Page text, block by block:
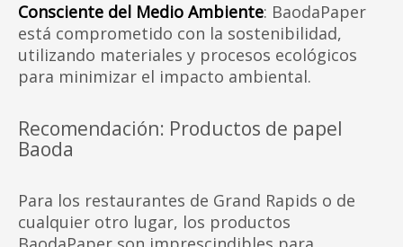
Consciente del Medio Ambiente: BaodaPaper
está comprometido con la sostenibilidad,
utilizando materiales y procesos ecológicos
para minimizar el impacto ambiental.
Recomendación: Productos de papel
Baoda
Para los restaurantes de Grand Rapids o de
cualquier otro lugar, los productos